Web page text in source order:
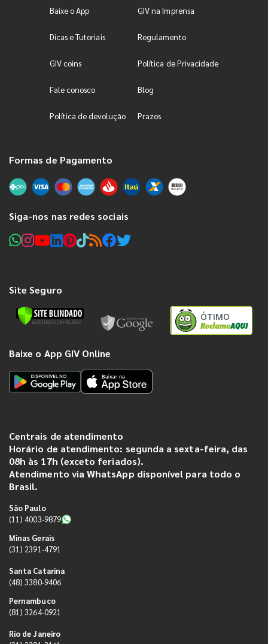
Baixe o App GIV na Imprensa
Dicas e Tutoriais Regulamento
GIV coins Política de Privacidade
Fale conosco Blog
Política de devolução Prazos
Formas de Pagamento
Siga-nos nas redes sociais
Site Seguro
ÓTIMO
Baixe o App GIV Online
Centrais de atendimento
Horário de atendimento: segunda a sexta-feira, das
08h às 17h (exceto feriados).
Atendimento via WhatsApp disponível para todo o
Brasil.
São Paulo
(11) 4003-9879
Minas Gerais
(31) 2391-4791
Santa Catarina
(48) 3380-9406
Pernambuco
(81) 3264-0921
Rio de Janeiro